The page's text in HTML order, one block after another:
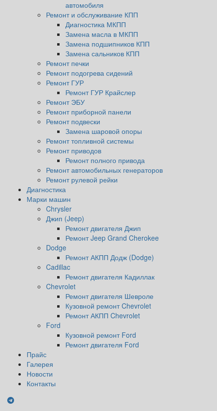
автомобиля
Ремонт и обслуживание КПП
Диагностика МКПП
Замена масла в МКПП
Замена подшипников КПП
Замена сальников КПП
Ремонт печки
Ремонт подогрева сидений
Ремонт ГУР
Ремонт ГУР Крайслер
Ремонт ЭБУ
Ремонт приборной панели
Ремонт подвески
Замена шаровой опоры
Ремонт топливной системы
Ремонт приводов
Ремонт полного привода
Ремонт автомобильных генераторов
Ремонт рулевой рейки
Диагностика
Марки машин
Chrysler
Джип (Jeep)
Ремонт двигателя Джип
Ремонт Jeep Grand Cherokee
Dodge
Ремонт АКПП Додж (Dodge)
Cadillac
Ремонт двигателя Кадиллак
Chevrolet
Ремонт двигателя Шевроле
Кузовной ремонт Chevrolet
Ремонт АКПП Chevrolet
Ford
Кузовной ремонт Ford
Ремонт двигателя Ford
Прайс
Галерея
Новости
Контакты